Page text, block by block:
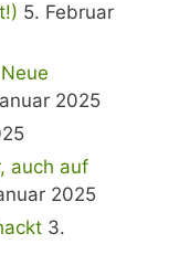
5. Februar
2025
auch auf
2025
3.